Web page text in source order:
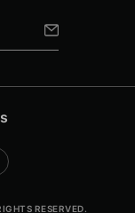
RESERVED.